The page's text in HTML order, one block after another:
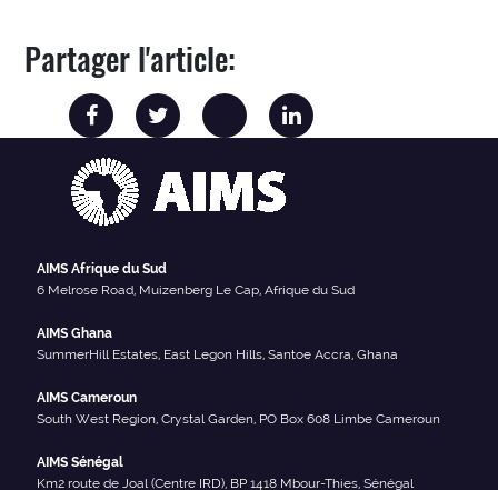
Partager l'article:
AIMS Afrique du Sud
6 Melrose Road, Muizenberg Le Cap, Afrique du Sud
AIMS Ghana
SummerHill Estates, East Legon Hills, Santoe Accra, Ghana
AIMS Cameroun
South West Region, Crystal Garden, PO Box 608 Limbe Cameroun
AIMS Sénégal
Km2 route de Joal (Centre IRD), BP 1418 Mbour-Thies, Sénégal